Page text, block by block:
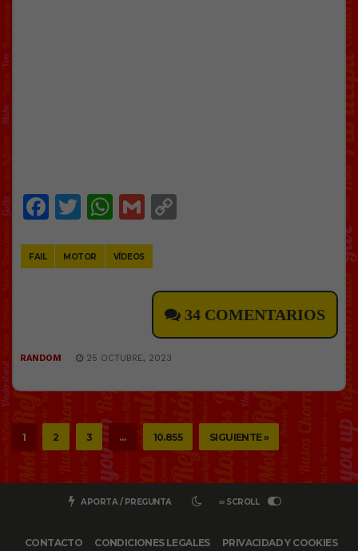
Facebook
Twitter
WhatsApp
Gmail
FAIL MOTOR VÍDEOS
34 COMENTARIOS
RANDOM 25 OCTUBRE, 2023
1 2 3 … 10.855 SIGUIENTE »
APORTA / PREGUNTA ∞ SCROLL
CONTACTO CONDICIONES LEGALES PRIVACIDAD Y COOKIES